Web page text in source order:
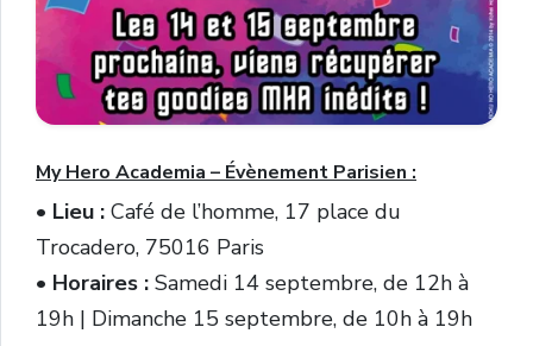
My Hero Academia – Évènement Parisien :
• Lieu : Café de l’homme, 17 place du
Trocadero, 75016 Paris
• Horaires : Samedi 14 septembre, de 12h à
19h | Dimanche 15 septembre, de 10h à 19h